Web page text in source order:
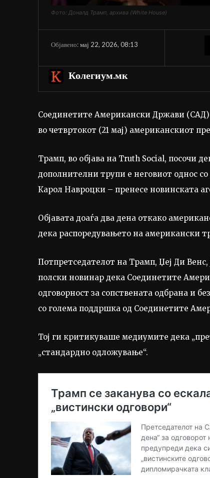
Фото: Доналд Трамп, архива (White House)
Објавено:мај 22, 2026, 08:13
Колегиум.мк
Соединетите Американски Држави (САД)
во четвртокот (21 мај) американскиот
Трамп, во објава на Truth Social, посочи
дополнителни трупи е неговиот однос
Карол Навроцки – пренесе новинската
Објавата доаѓа два дена откако
дека распоредувањето на американски
Потпретседателот на Трамп, Џеј Ди Венс,
полски новинар дека Соединетите
одговорност за сопствената одбрана и
со голема поддршка од Соединетите
Тој ги критикуваше медиумите дека
„стандардно одложување“.